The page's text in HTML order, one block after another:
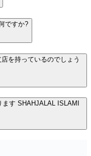
ですか?
を持っているのでしょう
す SHAHJALAL ISLAMI